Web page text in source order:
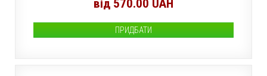
від 570.00 UAH
ПРИДБАТИ